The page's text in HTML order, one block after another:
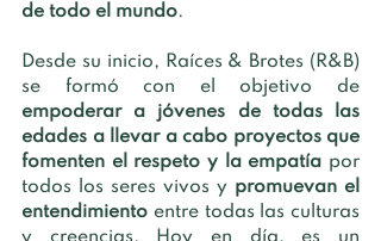
de todo el mundo.
Desde su inicio, Raíces & Brotes (R&B)
empoderar a jóvenes de todas las
edades a llevar a cabo proyectos que
fomenten el respeto y la empatía por
todos los seres vivos y promuevan el
entendimiento entre todas las culturas